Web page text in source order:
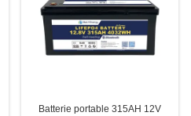
Batterie portable 315AH 12V